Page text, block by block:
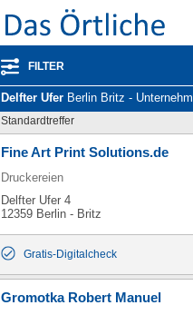
FILTER
Delfter Ufer Berlin Britz - Unternehmen und Personen
Standardtreffer
Fine Art Print Solutions.de
Druckereien
Delfter Ufer 4
12359 Berlin - Britz
Gratis-Digitalcheck
Gromotka Robert Manuel